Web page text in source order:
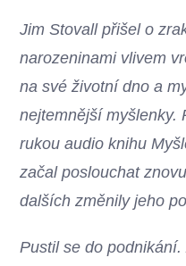
Jim Stovall přišel o
narozeninami vlivem
na své životní dno a
nejtemnější myšlenky.
rukou audio knihu
začal poslouchat
dalších změnily jeho
Pustil se do